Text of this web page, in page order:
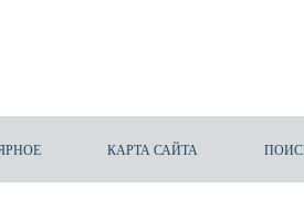
КАРТА САЙТА